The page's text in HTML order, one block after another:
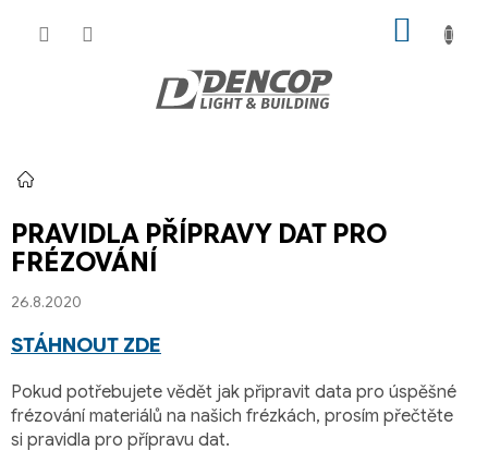
Domů
PRAVIDLA PŘÍPRAVY DAT PRO
FRÉZOVÁNÍ
26.8.2020
STÁHNOUT ZDE
Pokud potřebujete vědět jak připravit data pro úspěšné
frézování materiálů na našich frézkách, prosím přečtěte
si pravidla pro přípravu dat.